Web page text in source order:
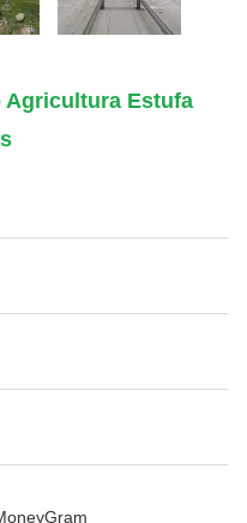
Agricultura Estufa